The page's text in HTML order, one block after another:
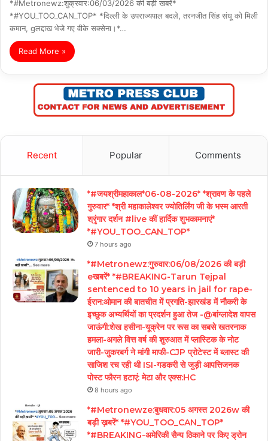
*#Metronewz:शुक्रवार:06/03/2026 की बड़ी खबरें*
*#YOU_TOO_CAN_TOP* *दिल्ली के उपराज्यपाल बदले, तरनजीत सिंह संधू को मिली
कमान, gलद्दाख भेजे गए वीके सक्सेना।*…
Read More »
Recent Popular Comments
*#जयश्रीमहाकाल*06-08-2026* *श्रावण के पहले
गुरुवार* *श्री महाकालेश्वर ज्योतिर्लिंग जी के भस्म आरती
श्रृंगार दर्शन #live कीं हार्दिक शुभकामनाएं*
*#YOU_TOO_CAN_TOP*
7 hours ago
*#Metronewz:गुरुवार:06/08/2026 की बड़ी
eखबरें* *#BREAKING-Tarun Tejpal
sentenced to 10 years in jail for rape-
ईरान:ओमान की बातचीत में प्रगति-झारखंड में नौकरी के
इच्छुक अभ्यर्थियों का प्रदर्शन हुआ तेज -@बांग्लादेश वापस
जाऊंगी:शेख हसीना-यूक्रेन पर रूस का सबसे खतरनाक
हमला-अगले वित्त वर्ष की शुरुआत में प्लास्टिक के नोट
जारी-जुकरबर्ग ने मांगी माफी-CJP प्रोटेस्ट में ब्लास्ट की
साजिश रच रही थी ISI-गडकरी से जुड़ी आपत्तिजनक
पोस्ट फौरन हटाएं: मेटा और एक्स:HC
8 hours ago
*#Metronewze:बुधवार:05 अगस्त 2026w की
बड़ी ख़बरें* *#YOU_TOO_CAN_TOP*
*#BREAKING-अमेरिकी सैन्य ठिकाने पर किए ड्रोन